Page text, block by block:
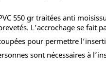
550 gr traitées anti
L’accrochage se
pour permettre
sont nécessaires à